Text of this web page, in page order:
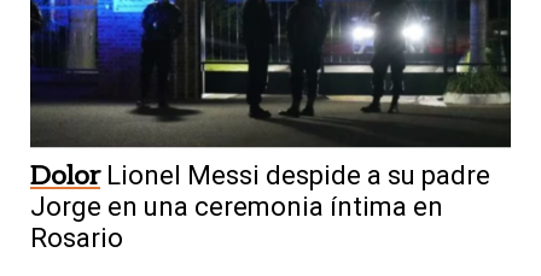
Dolor Lionel Messi despide a su padre
Jorge en una ceremonia íntima en
Rosario